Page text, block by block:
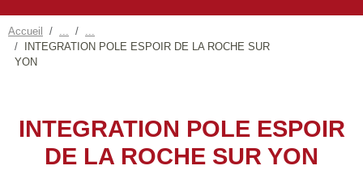
Accueil
INTEGRATION POLE ESPOIR DE LA ROCHE SUR
YON
INTEGRATION POLE ESPOIR
DE LA ROCHE SUR YON